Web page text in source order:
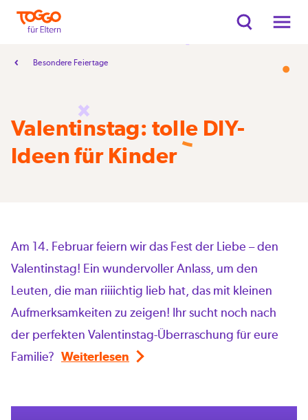
Besondere Feiertage
Valentinstag: tolle DIY-
Ideen für Kinder
Am 14. Februar feiern wir das Fest der Liebe – den
Valentinstag! Ein wundervoller Anlass, um den
Leuten, die man riiiichtig lieb hat, das mit kleinen
Aufmerksamkeiten zu zeigen! Ihr sucht noch nach
der perfekten Valentinstag-Überraschung für eure
Familie? Weiterlesen